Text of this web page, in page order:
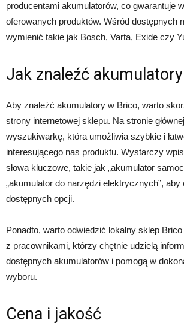
producentami akumulatorów, co gwarantuje
oferowanych produktów. Wśród dostępnych
wymienić takie jak Bosch, Varta, Exide czy
Jak znaleźć
Aby znaleźć akumulatory w Brico, warto
strony internetowej sklepu. Na stronie
wyszukiwarkę, która umożliwia szybkie i
interesującego nas produktu. Wystarczy
słowa kluczowe, takie jak „akumulator
„akumulator do narzędzi elektrycznych”,
dostępnych opcji.
Ponadto, warto odwiedzić lokalny sklep
z pracownikami, którzy chętnie udzielą
dostępnych akumulatorów i pomogą w
wyboru.
Cena i jakość